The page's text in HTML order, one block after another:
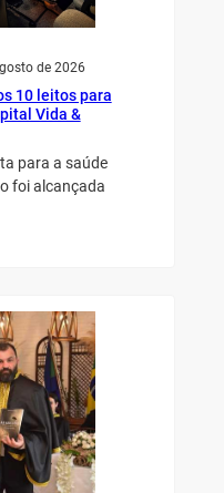
de 2026
10 leitos para
Vida &
para a saúde
foi alcançada